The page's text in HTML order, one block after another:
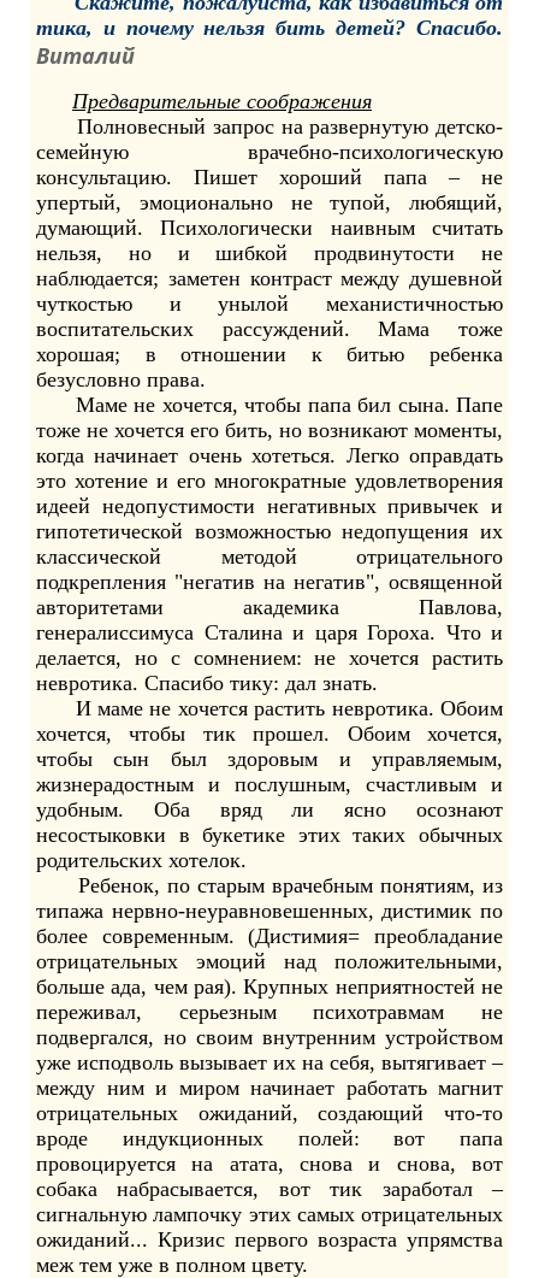
тика, и почему нельзя бить детей? Спасибо.
Виталий
Предварительные соображения
Полновесный запрос на развернутую детско-
семейную врачебно-психологическую
консультацию. Пишет хороший папа – не
упертый, эмоционально не тупой, любящий,
думающий. Психологически наивным считать
нельзя, но и шибкой продвинутости не
наблюдается; заметен контраст между душевной
чуткостью и унылой механистичностью
воспитательских рассуждений. Мама тоже
хорошая; в отношении к битью ребенка
безусловно права.
Маме не хочется, чтобы папа бил сына. Папе
тоже не хочется его бить, но возникают моменты,
когда начинает очень хотеться. Легко оправдать
это хотение и его многократные удовлетворения
идеей недопустимости негативных привычек и
гипотетической возможностью недопущения их
классической методой отрицательного
подкрепления "негатив на негатив", освященной
авторитетами академика Павлова,
генералиссимуса Сталина и царя Гороха. Что и
делается, но с сомнением: не хочется растить
невротика. Спасибо тику: дал знать.
И маме не хочется растить невротика. Обоим
хочется, чтобы тик прошел. Обоим хочется,
чтобы сын был здоровым и управляемым,
жизнерадостным и послушным, счастливым и
удобным. Оба вряд ли ясно осознают
несостыковки в букетике этих таких обычных
родительских хотелок.
Ребенок, по старым врачебным понятиям, из
типажа нервно-неуравновешенных, дистимик по
более современным. (Дистимия= преобладание
отрицательных эмоций над положительными,
больше ада, чем рая). Крупных неприятностей не
переживал, серьезным психотравмам не
подвергался, но своим внутренним устройством
уже исподволь вызывает их на себя, вытягивает –
между ним и миром начинает работать магнит
отрицательных ожиданий, создающий что-то
вроде индукционных полей: вот папа
провоцируется на атата, снова и снова, вот
собака набрасывается, вот тик заработал –
сигнальную лампочку этих самых отрицательных
ожиданий... Кризис первого возраста упрямства
меж тем уже в полном цвету.